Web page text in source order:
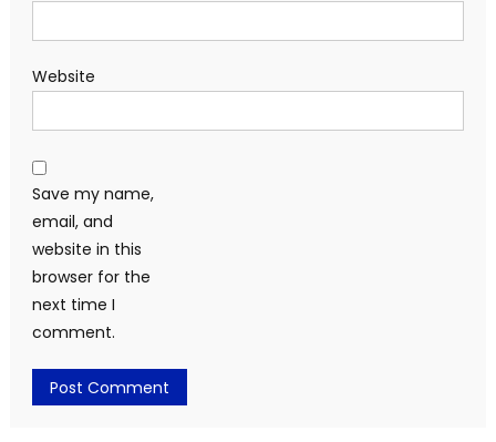
Website
Save my name,
email, and
website in this
browser for the
next time I
comment.